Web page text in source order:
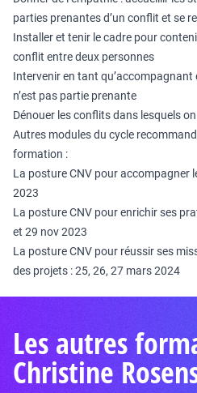
parties prenantes d’un conflit et se
Installer et tenir le cadre pour
conflit entre deux personnes
Intervenir en tant
n’est pas partie prenante
Dénouer les conflits dans lesquels
Autres modules du cycle
formation :
La posture CNV pour accompagner
2023
La posture CNV pour enrichir ses
et 29 nov 2023
La posture CNV pour réussir ses
des projets : 25, 26, 27 mars 2024
Les autres
Christine